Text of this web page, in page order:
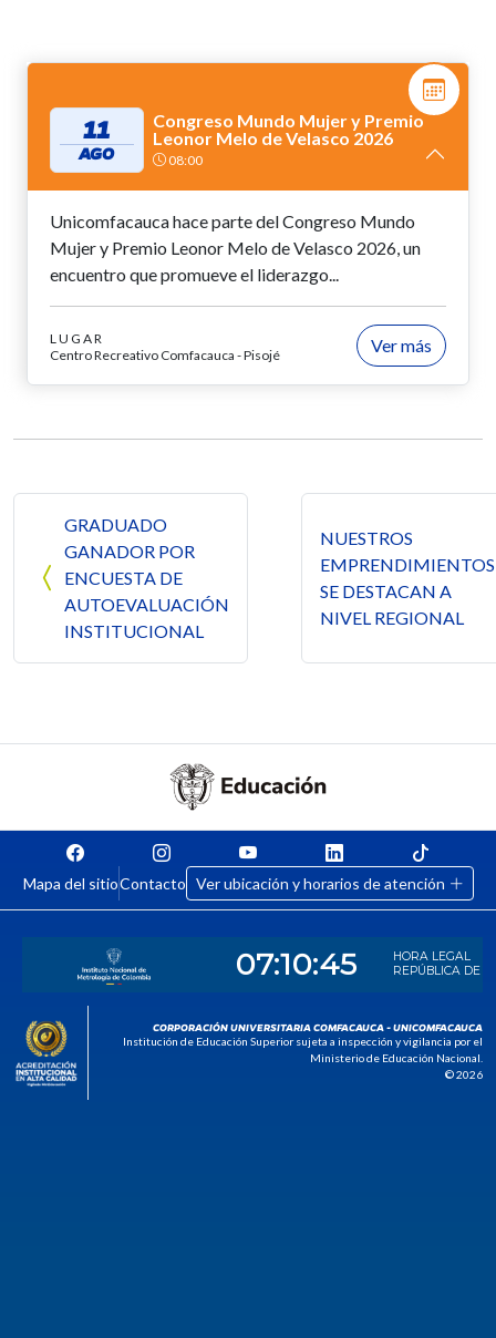
11
AGO
Congreso Mundo Mujer y Premio
Leonor Melo de Velasco 2026
08:00
Unicomfacauca hace parte del Congreso Mundo
Mujer y Premio Leonor Melo de Velasco 2026, un
encuentro que promueve el liderazgo...
LUGAR
Centro Recreativo Comfacauca - Pisojé
Ver más
GRADUADO
GANADOR POR
ENCUESTA DE
AUTOEVALUACIÓN
INSTITUCIONAL
NUESTROS
EMPRENDIMIENTOS
SE DESTACAN A
NIVEL REGIONAL
Mapa del sitioContacto Ver ubicación y horarios de atención
CORPORACIÓN UNIVERSITARIA COMFACAUCA - UNICOMFACAUCA
Institución de Educación Superior sujeta a inspección y vigilancia por el
Ministerio de Educación Nacional.
© 2026